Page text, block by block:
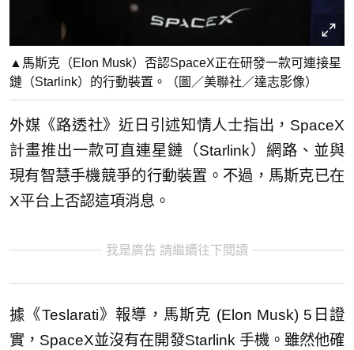
▲馬斯克（Elon Musk）否認SpaceX正在研發一款可連接星
鏈（Starlink）的行動裝置。（圖／美聯社／達志影像）
外媒《路透社》近日引述知情人士指出，SpaceX
計畫推出一款可直連星鏈（Starlink）網路、並與
現有智慧手機競爭的行動裝置。不過，馬斯克已在
X平台上否認這項消息。
我是廣告 請繼續往下閱讀
據《Teslarati》報導，馬斯克 (Elon Musk) 5日證
實，SpaceX並沒有在開發Starlink 手機。雖然他確